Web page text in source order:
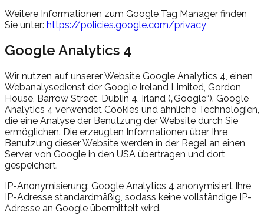
Weitere Informationen zum Google Tag Manager finden
Sie unter: https://policies.google.com/privacy
Google Analytics 4
Wir nutzen auf unserer Website Google Analytics 4, einen
Webanalysedienst der Google Ireland Limited, Gordon
House, Barrow Street, Dublin 4, Irland („Google“). Google
Analytics 4 verwendet Cookies und ähnliche Technologien,
die eine Analyse der Benutzung der Website durch Sie
ermöglichen. Die erzeugten Informationen über Ihre
Benutzung dieser Website werden in der Regel an einen
Server von Google in den USA übertragen und dort
gespeichert.
IP-Anonymisierung: Google Analytics 4 anonymisiert Ihre
IP-Adresse standardmäßig, sodass keine vollständige IP-
Adresse an Google übermittelt wird.